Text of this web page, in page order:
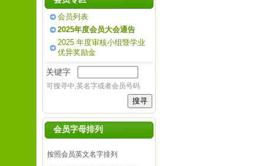
会员列表
2025年度会员大会通告
2025 年度审核小组暨学业
优异奖励金
关键字
可搜寻中,英名字或者会员号码
会员字母排列
按照会员英文名字排列